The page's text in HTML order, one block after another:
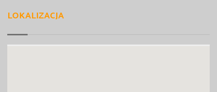
LOKALIZACJA